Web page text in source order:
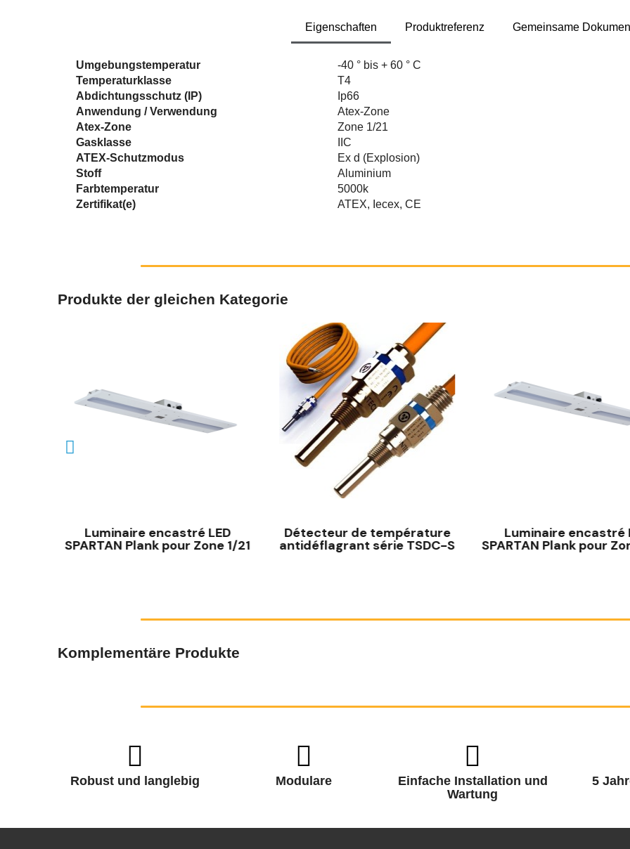
Eigenschaften Produktreferenz Gemeinsame
Umgebungstemperatur
-40 ° bis + 60 ° C
Temperaturklasse
T4
Abdichtungsschutz (IP)
Ip66
Anwendung / Verwendung
Atex-Zone
Atex-Zone
Zone 1/21
Gasklasse
IIC
ATEX-Schutzmodus
Ex d (Explosion)
Stoff
Aluminium
Farbtemperatur
5000k
Zertifikat(e)
ATEX, Iecex, CE
Produkte der gleichen Kategorie
Luminaire encastré LED
SPARTAN Plank pour Zone 1/21
SCHNELLANSICHT
Détecteur de température
antidéflagrant série TSDC-S
Luminaire encastré
SPARTAN Plank pour
Komplementäre Produkte
Robust und langlebig Modulare
Einfache Installation und
Wartung
5